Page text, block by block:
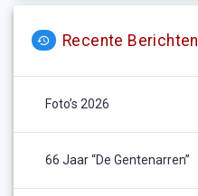
Recente Berichten
Foto’s 2026
66 Jaar “De Gentenarren”